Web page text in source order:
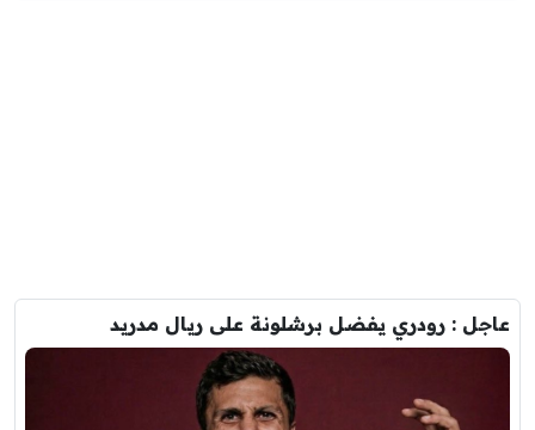
عاجل : رودري يفضل برشلونة على ريال مدريد